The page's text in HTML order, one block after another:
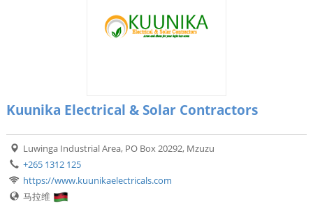
Kuunika Electrical & Solar Contractors
Luwinga Industrial Area, PO Box 20292, Mzuzu
+265 1312 125
https://www.kuunikaelectricals.com
马拉维